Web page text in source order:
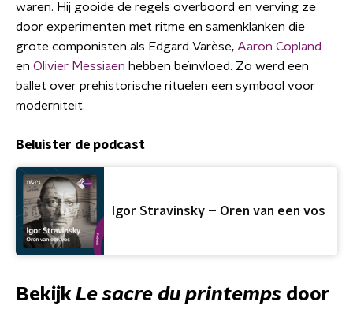
waren. Hij gooide de regels overboord en verving ze
door experimenten met ritme en samenklanken die
grote componisten als Edgard Varèse, Aaron Copland
en Olivier Messiaen hebben beïnvloed. Zo werd een
ballet over prehistorische rituelen een symbool voor
moderniteit.
Beluister de podcast
Igor Stravinsky – Oren van een vos
Bekijk Le sacre du printemps door